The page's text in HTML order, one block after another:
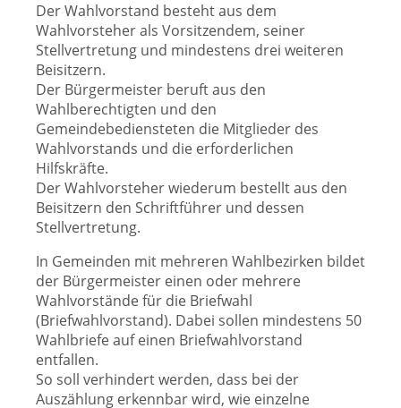
Der Wahlvorstand besteht aus dem
Wahlvorsteher als Vorsitzendem, seiner
Stellvertretung und mindestens drei weiteren
Beisitzern.
Der Bürgermeister beruft aus den
Wahlberechtigten und den
Gemeindebediensteten die Mitglieder des
Wahlvorstands und die erforderlichen
Hilfskräfte.
Der Wahlvorsteher wiederum bestellt aus den
Beisitzern den Schriftführer und dessen
Stellvertretung.
In Gemeinden mit mehreren Wahlbezirken bildet
der Bürgermeister einen oder mehrere
Wahlvorstände für die Briefwahl
(Briefwahlvorstand). Dabei sollen mindestens 50
Wahlbriefe auf einen Briefwahlvorstand
entfallen.
So soll verhindert werden, dass bei der
Auszählung erkennbar wird, wie einzelne